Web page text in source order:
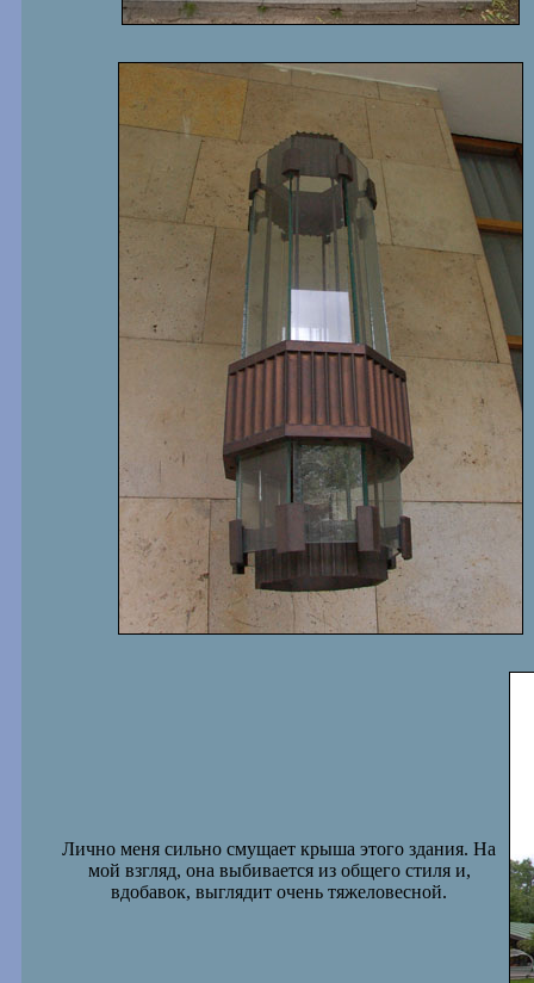
Лично меня сильно смущает крыша этого здания. На
мой взгляд, она выбивается из общего стиля и,
вдобавок, выглядит очень тяжеловесной.